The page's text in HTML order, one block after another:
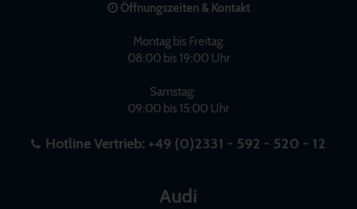
Öffnungszeiten & Kontakt
Montag bis Freitag:
08:00 bis 19:00 Uhr
Samstag:
09:00 bis 15:00 Uhr
Hotline Vertrieb: +49 (0)2331 - 592 - 520 - 12
Audi